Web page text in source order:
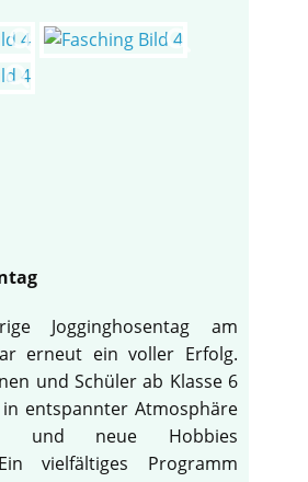
Jogginghosentag am
erneut ein voller Erfolg.
und Schüler ab Klasse 6
entspannter Atmosphäre
und neue Hobbies
vielfältiges Programm